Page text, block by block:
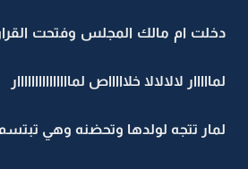
دخلت ام مالك المجلس وفتحت
لمااااار لالالالا خلاااااص لمااااااااااااااار
لمار تتجه لولدها وتحضنه وهي